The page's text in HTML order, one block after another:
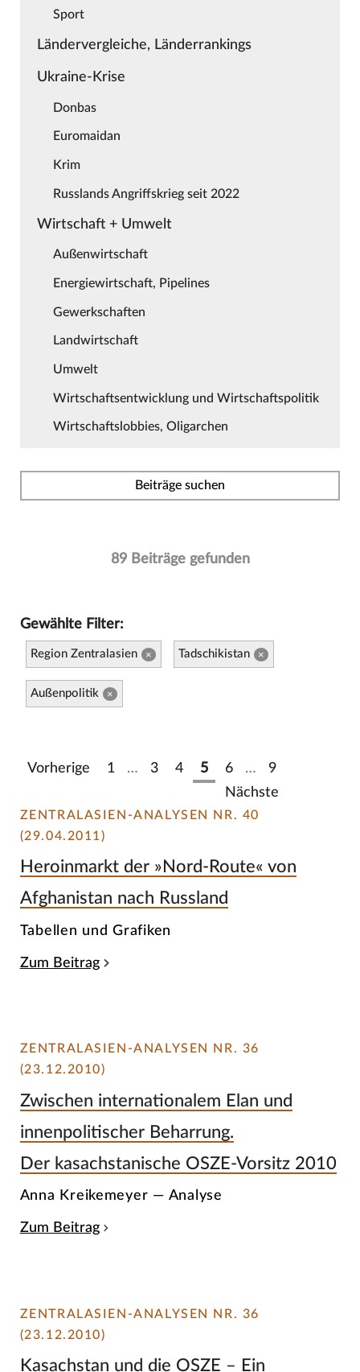
Sport
Ländervergleiche, Länderrankings
Ukraine-Krise
Donbas
Euromaidan
Krim
Russlands Angriffskrieg seit 2022
Wirtschaft + Umwelt
Außenwirtschaft
Energiewirtschaft, Pipelines
Gewerkschaften
Landwirtschaft
Umwelt
Wirtschaftsentwicklung und Wirtschaftspolitik
Wirtschaftslobbies, Oligarchen
Beiträge suchen
89 Beiträge gefunden
Gewählte Filter:
Region Zentralasien × Tadschikistan ×
Außenpolitik ×
Vorherige 1 … 3 4 5 6 …
9
Nächste
ZENTRALASIEN-ANALYSEN NR. 40
(29.04.2011)
Heroinmarkt der »Nord-Route« von
Afghanistan nach Russland
Tabellen und Grafiken
Zum Beitrag
ZENTRALASIEN-ANALYSEN NR. 36
(23.12.2010)
Zwischen internationalem Elan und
innenpolitischer Beharrung.
Der kasachstanische OSZE-Vorsitz 2010
Anna Kreikemeyer — Analyse
Zum Beitrag
ZENTRALASIEN-ANALYSEN NR. 36
(23.12.2010)
Kasachstan und die OSZE – Ein